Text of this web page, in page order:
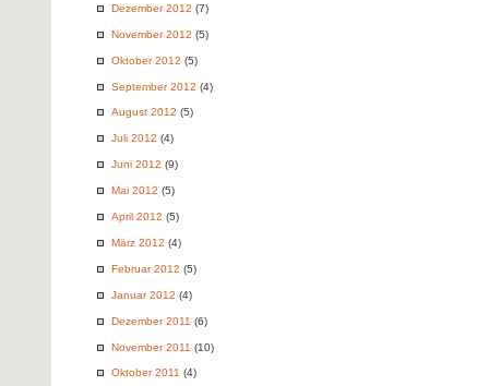
Dezember 2012 (7)
November 2012 (5)
Oktober 2012 (5)
September 2012 (4)
August 2012 (5)
Juli 2012 (4)
Juni 2012 (9)
Mai 2012 (5)
April 2012 (5)
März 2012 (4)
Februar 2012 (5)
Januar 2012 (4)
Dezember 2011 (6)
November 2011 (10)
Oktober 2011 (4)